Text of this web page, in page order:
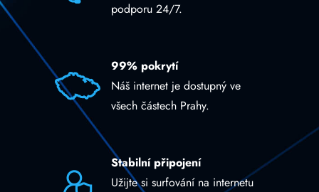
podporu 24/7.
99% pokrytí
Náš internet je dostupný ve
všech částech Prahy.
Stabilní připojení
Užijte si surfování na internetu